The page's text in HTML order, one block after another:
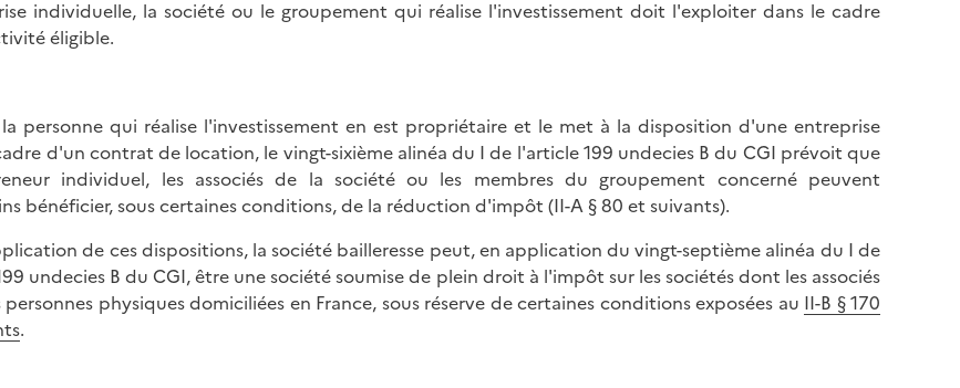
individuelle, la société ou le groupement qui réalise l'investissement doit l'exploiter dans le cadre
éligible.
la personne qui réalise l'investissement en est propriétaire et le met à la disposition d'une entreprise
d'un contrat de location, le vingt-sixième alinéa du I de l'article 199 undecies B du CGI prévoit que
individuel, les associés de la société ou les membres du groupement concerné peuvent
bénéficier, sous certaines conditions, de la réduction d'impôt (II-A § 80 et suivants).
de ces dispositions, la société bailleresse peut, en application du vingt-septième alinéa du I de
undecies B du CGI, être une société soumise de plein droit à l'impôt sur les sociétés dont les associés
physiques domiciliées en France, sous réserve de certaines conditions exposées au II-B § 170
.